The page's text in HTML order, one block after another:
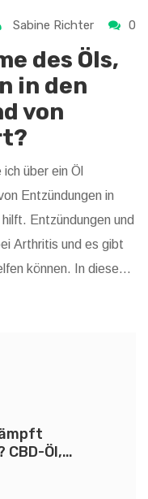
Sabine Richter 0
des Öls,
in den
von
über ein Öl
Entzündungen in
Entzündungen und
Arthritis und es gibt
können. In diesem
CBD-Öl,